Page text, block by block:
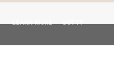
LEARN MORE GOT IT